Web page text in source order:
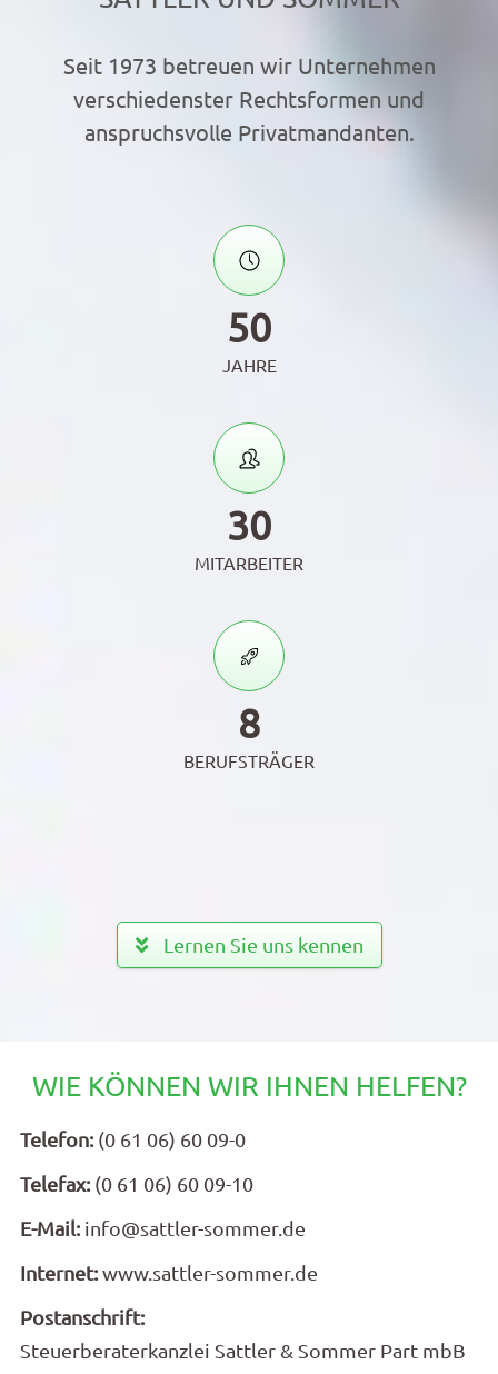
Seit 1973 betreuen wir Unternehmen
verschiedenster Rechtsformen und
anspruchsvolle Privatmandanten.
50
JAHRE
30
MITARBEITER
8
BERUFSTRÄGER
Lernen Sie uns kennen
WIE KÖNNEN WIR IHNEN HELFEN?
Telefon: (0 61 06) 60 09-0
Telefax: (0 61 06) 60 09-10
E-Mail: info@sattler-sommer.de
Internet:www.sattler-sommer.de
Postanschrift:
Steuerberaterkanzlei Sattler & Sommer Part mbB